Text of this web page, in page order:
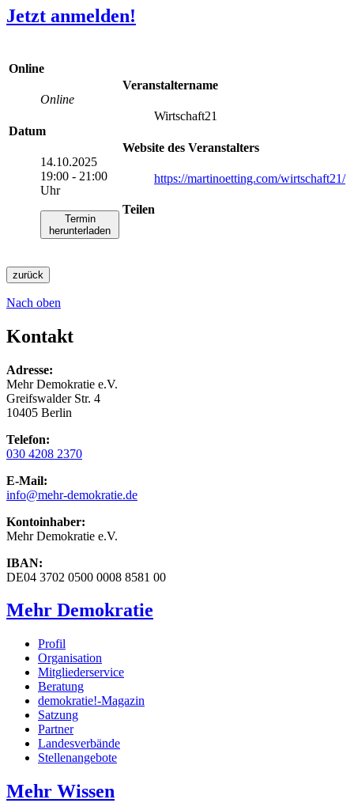
Jetzt anmelden!
Online
Online
Datum
14.10.2025
19:00 - 21:00
Uhr
Termin
herunterladen
Veranstaltername
Wirtschaft21
Website des Veranstalters
https://martinoetting.com/wirtschaft21/
Teilen
zurück
Nach oben
Kontakt
Adresse:
Mehr Demokratie e.V.
Greifswalder Str. 4
10405 Berlin
Telefon:
030 4208 2370
E-Mail:
info@mehr-demokratie.de
Kontoinhaber:
Mehr Demokratie e.V.
IBAN:
DE04 3702 0500 0008 8581 00
Mehr Demokratie
Profil
Organisation
Mitgliederservice
Beratung
demokratie!-Magazin
Satzung
Partner
Landesverbände
Stellenangebote
Mehr Wissen